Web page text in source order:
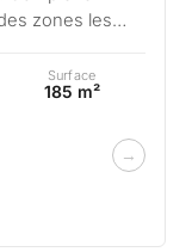
zones les
Surface
185 m²